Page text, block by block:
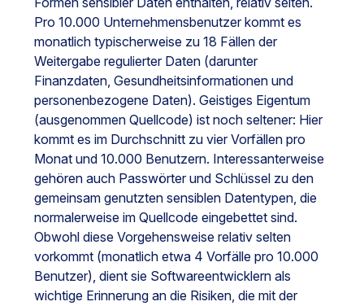
Pro 10.000 Unternehmensbenutzer kommt es
monatlich typischerweise zu 18 Fällen der
Weitergabe regulierter Daten (darunter
Finanzdaten, Gesundheitsinformationen und
personenbezogene Daten). Geistiges Eigentum
(ausgenommen Quellcode) ist noch seltener: Hier
kommt es im Durchschnitt zu vier Vorfällen pro
Monat und 10.000 Benutzern. Interessanterweise
gehören auch Passwörter und Schlüssel zu den
gemeinsam genutzten sensiblen Datentypen, die
normalerweise im Quellcode eingebettet sind.
Obwohl diese Vorgehensweise relativ selten
vorkommt (monatlich etwa 4 Vorfälle pro 10.000
Benutzer), dient sie Softwareentwicklern als
wichtige Erinnerung an die Risiken, die mit der